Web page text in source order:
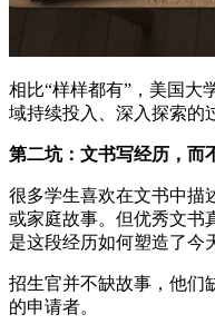
相比“样样都有”，美国大
域持续投入、深入探索的
第二坑：文书写经历，而
很多学生喜欢在文书中描
或家庭故事。但优秀文书
是这段经历如何塑造了今
招生官并不缺故事，他们
的申请者。